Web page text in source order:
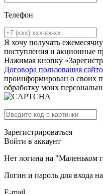
Телефон
Я хочу получать
поступления и акционные
Нажимая кнопку
Договора пользования
проинформирован о своих
обработку моих
Зарегистрироваться
Войти в аккаунт
Нет логина на "Маленьком
Логин и пароль для входа
E-mail